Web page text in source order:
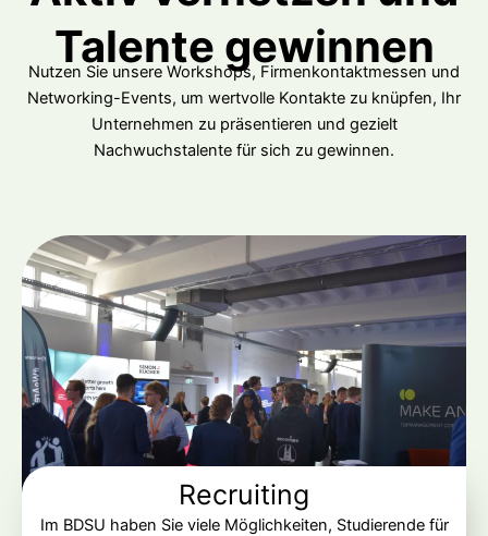
Talente gewinnen
Nutzen Sie unsere Workshops, Firmenkontaktmessen und
Networking-Events, um wertvolle Kontakte zu knüpfen, Ihr
Unternehmen zu präsentieren und gezielt
Nachwuchstalente für sich zu gewinnen.
Recruiting
Im BDSU haben Sie viele Möglichkeiten, Studierende für